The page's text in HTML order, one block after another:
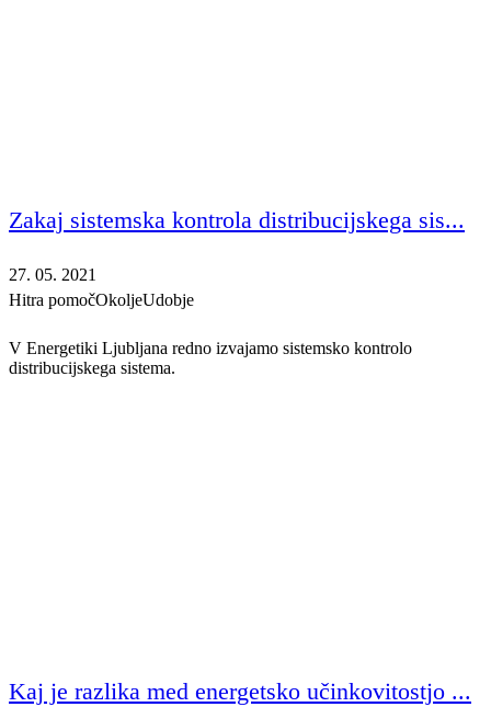
Zakaj sistemska kontrola distribucijskega sis...
27. 05. 2021
Hitra pomočOkoljeUdobje
V Energetiki Ljubljana redno izvajamo sistemsko kontrolo
distribucijskega sistema.
Kaj je razlika med energetsko učinkovitostjo ...